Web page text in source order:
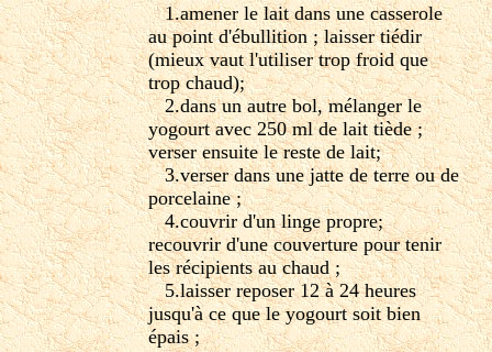
1.amener le lait dans une casserole
au point d'ébullition ; laisser tiédir
(mieux vaut l'utiliser trop froid que
trop chaud);
2.dans un autre bol, mélanger le
yogourt avec 250 ml de lait tiède ;
verser ensuite le reste de lait;
3.verser dans une jatte de terre ou de
porcelaine ;
4.couvrir d'un linge propre;
recouvrir d'une couverture pour tenir
les récipients au chaud ;
5.laisser reposer 12 à 24 heures
jusqu'à ce que le yogourt soit bien
épais ;